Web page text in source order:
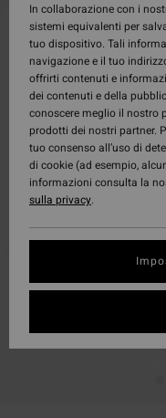
In collaborazione con i
sistemi equivalenti per
tuo dispositivo. Tali
navigazione e il tuo
offrirti contenuti e
dei contenuti e della
conoscere meglio il nostro
prodotti dei nostri partner.
tuo consenso all’uso di
di cookie (ad esempio,
informazioni consulta la
sulla privacy.